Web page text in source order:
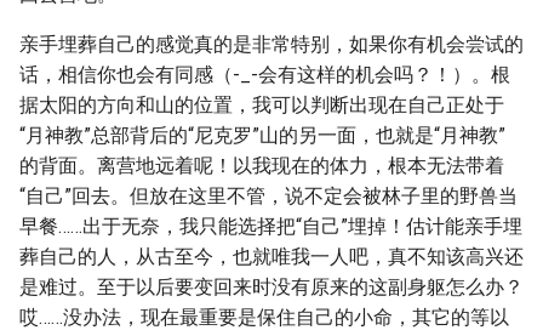
亲手埋葬自己的感觉真的是非常特别，如果你有机会尝试的
话，相信你也会有同感（-_-会有这样的机会吗？！）。根
据太阳的方向和山的位置，我可以判断出现在自己正处于
“月神教”总部背后的“尼克罗”山的另一面，也就是“月神教”
的背面。离营地远着呢！以我现在的体力，根本无法带着
“自己”回去。但放在这里不管，说不定会被林子里的野兽当
早餐……出于无奈，我只能选择把“自己”埋掉！估计能亲手埋
葬自己的人，从古至今，也就唯我一人吧，真不知该高兴还
是难过。至于以后要变回来时没有原来的这副身躯怎么办？
哎……没办法，现在最重要是保住自己的小命，其它的等以